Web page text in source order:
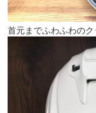
首元までふわふわのク